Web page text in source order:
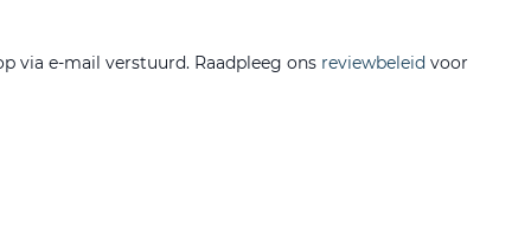
via e-mail verstuurd. Raadpleeg ons reviewbeleid voor